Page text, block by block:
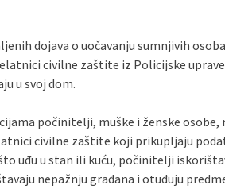
dojava o uočavanju sumnjivih
civilne zaštite iz Policijske
u svoj dom.
počinitelji, muške i ženske osobe,
civilne zaštite koji prikupljaju
uđu u stan ili kuću, počinitelji
nepažnju građana i otuđuju